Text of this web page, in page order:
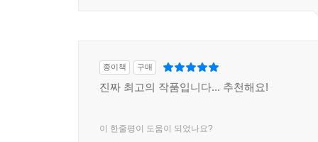
종이책 구매
진짜 최고의 작품입니다... 추천해요!
이 한줄평이 도움이 되었나요?